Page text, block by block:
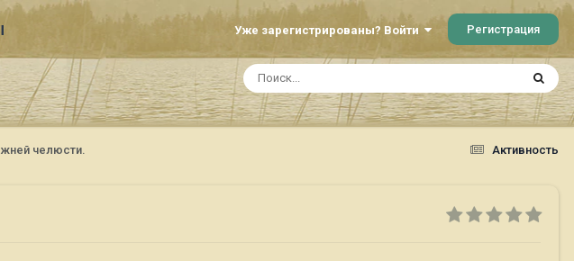
Уже зарегистрированы? Войти Регистрация
Активность
челюсти.